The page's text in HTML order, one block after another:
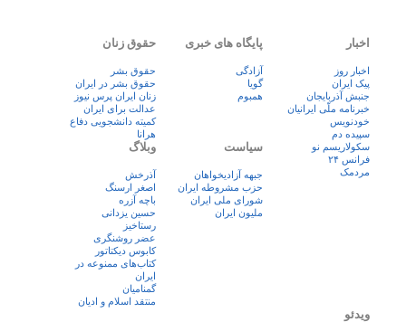
اخبار
اخبار روز
پيک ايران
جنبش آذربایجان
خبرنامه ملّی ایرانیان
خودنویس
سپیده دم
سکولاریسم نو
فرانس ۲۴
مردمک
پایگاه های خبری
آزادگی
گویا
همبوم
حقوق زنان
حقوق بشر
حقوق بشر در ایران
زنان ايران پرس نيوز
عدالت برای ایران
کمیته دانشجویی دفاع
هرانا
سیاست
جبهه آزادیخواهان
حزب مشروطه ایران
شورای ملی ایران
ملیون ایران
وبلاگ
آذرخش
اصغر ارسنگ
باچه آزره
حسین یزدانی
رستاخیز
عضر روشنگری
کابوس دیکتاتور
کتاب‌های ممنوعه در
ایران
گمنامیان
منتقد اسلام و ادیان
ویدئو